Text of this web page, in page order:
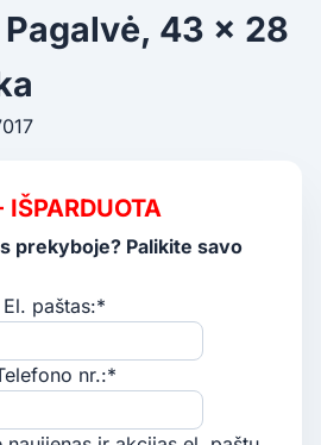
43 x 28
IŠPARDUOTA
prekyboje? Palikite savo
El. paštas:*
nr.:*